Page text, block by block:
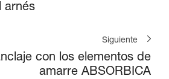
arnés
Siguiente
con los elementos de
amarre ABSORBICA